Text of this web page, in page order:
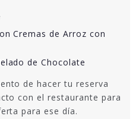
Cremas de Arroz con
de Chocolate
de hacer tu reserva
con el restaurante para
para ese día.